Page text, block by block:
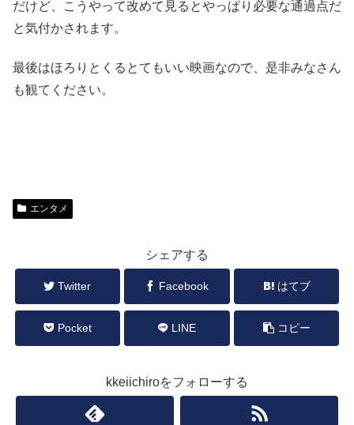
だけど、こうやって改めて見るとやっぱり必要な通過点だ
と気付かされます。
最後はほろりとくるとてもいい映画なので、是非みなさん
も観てください。
エンタメ
シェアする
Twitter Facebook はてブ
Pocket LINE コピー
kkeiichiroをフォローする